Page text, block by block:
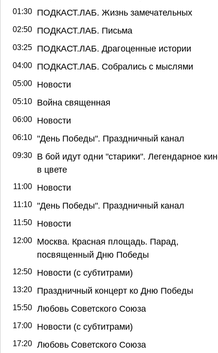
01:30 ПОДКАСТ.ЛАБ. Жизнь замечательных
02:50 ПОДКАСТ.ЛАБ. Письма
03:25 ПОДКАСТ.ЛАБ. Драгоценные истории
04:00 ПОДКАСТ.ЛАБ. Собрались с мыслями
05:00 Новости
05:10 Война священная
06:00 Новости
06:10 "День Победы". Праздничный канал
09:30
В бой идут одни "старики". Легендарное
в цвете
11:00 Новости
11:10 "День Победы". Праздничный канал
11:50 Новости
12:00
Москва. Красная площадь. Парад,
посвященный Дню Победы
12:50 Новости (с субтитрами)
13:20 Праздничный концерт ко Дню Победы
15:50 Любовь Советского Союза
17:00 Новости (с субтитрами)
17:20 Любовь Советского Союза